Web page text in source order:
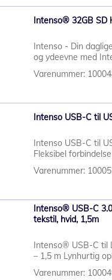
Intenso® 32GB SD
Intenso - Din
og ydeevne med
Varenummer:
Intenso USB-C til
Intenso USB-C til
Fleksibel
Varenummer:
Intenso® USB-C
tekstil, hvid, 1,5m
Intenso® USB-C til
– 1,5 m Lynhurtig
Varenummer: